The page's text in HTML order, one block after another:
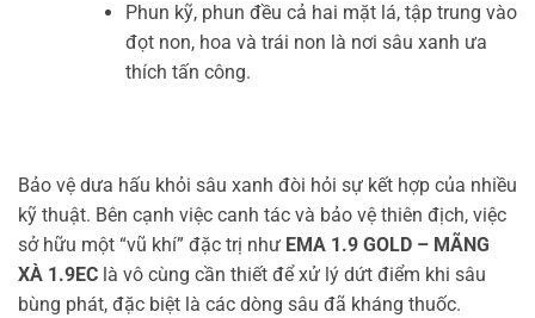
Phun kỹ, phun đều cả hai mặt lá, tập trung vào
đọt non, hoa và trái non là nơi sâu xanh ưa
thích tấn công.
Bảo vệ dưa hấu khỏi sâu xanh đòi hỏi sự kết hợp của nhiều
kỹ thuật. Bên cạnh việc canh tác và bảo vệ thiên địch, việc
sở hữu một “vũ khí” đặc trị như EMA 1.9 GOLD – MÃNG
XÀ 1.9EC là vô cùng cần thiết để xử lý dứt điểm khi sâu
bùng phát, đặc biệt là các dòng sâu đã kháng thuốc.